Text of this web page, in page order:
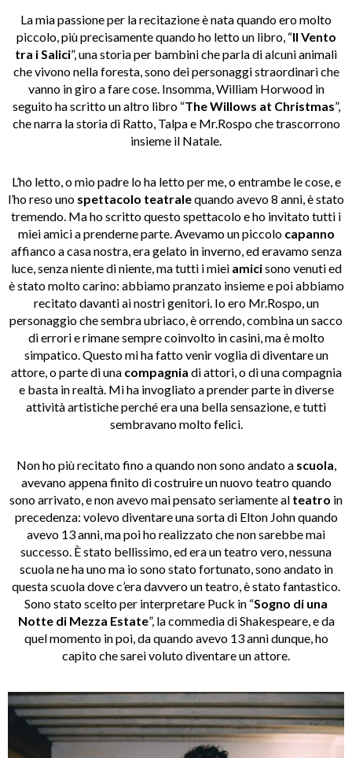
La mia passione per la recitazione è nata quando ero molto
piccolo, più precisamente quando ho letto un libro, “Il Vento
tra i Salici”, una storia per bambini che parla di alcuni animali
che vivono nella foresta, sono dei personaggi straordinari che
vanno in giro a fare cose. Insomma, William Horwood in
seguito ha scritto un altro libro “The Willows at Christmas”,
che narra la storia di Ratto, Talpa e Mr.Rospo che trascorrono
insieme il Natale.
L’ho letto, o mio padre lo ha letto per me, o entrambe le cose, e
l’ho reso uno spettacolo teatralequando avevo 8 anni, è stato
tremendo. Ma ho scritto questo spettacolo e ho invitato tutti i
miei amici a prenderne parte. Avevamo un piccolo capanno
affianco a casa nostra, era gelato in inverno, ed eravamo senza
luce, senza niente di niente, ma tutti i miei amicisono venuti ed
è stato molto carino: abbiamo pranzato insieme e poi abbiamo
recitato davanti ai nostri genitori. Io ero Mr.Rospo, un
personaggio che sembra ubriaco, è orrendo, combina un sacco
di errori e rimane sempre coinvolto in casini, ma è molto
simpatico. Questo mi ha fatto venir voglia di diventare un
attore, o parte di una compagnia di attori, o di una compagnia
e basta in realtà. Mi ha invogliato a prender parte in diverse
attività artistiche perché era una bella sensazione, e tutti
sembravano molto felici.
Non ho più recitato fino a quando non sono andato a scuola
avevano appena finito di costruire un nuovo teatro quando
sono arrivato, e non avevo mai pensato seriamente al teatro in
precedenza: volevo diventare una sorta di Elton John quando
avevo 13 anni, ma poi ho realizzato che non sarebbe mai
successo. È stato bellissimo, ed era un teatro vero, nessuna
scuola ne ha uno ma io sono stato fortunato, sono andato in
questa scuola dove c’era davvero un teatro, è stato fantastico.
Sono stato scelto per interpretare Puck in “Sogno di una
Notte di Mezza Estate”, la commedia di Shakespeare, e da
quel momento in poi, da quando avevo 13 anni dunque, ho
capito che sarei voluto diventare un attore.